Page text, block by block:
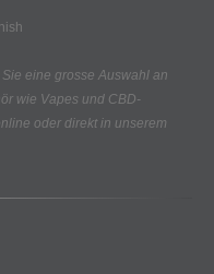
eine grosse Auswahl an
wie Vapes und CBD-
oder direkt in unserem